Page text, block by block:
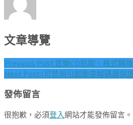
文章導覽
Previous Post:音樂CD抓取、格式轉
Next Post:(可禁用引起衝突解碼器保
發佈留言
很抱歉，必須登入網站才能發佈留言。